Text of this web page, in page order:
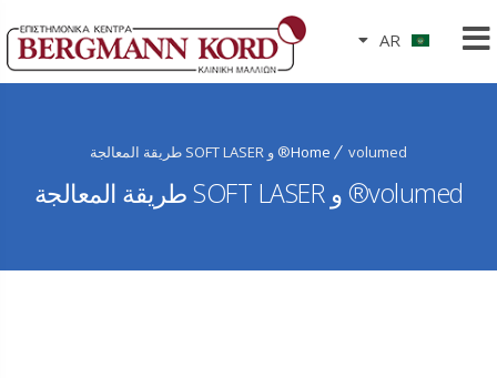
AR
Home volumed® و SOFT LASER طريقة المعالجة
volumed® و SOFT LASER طريقة المعالجة